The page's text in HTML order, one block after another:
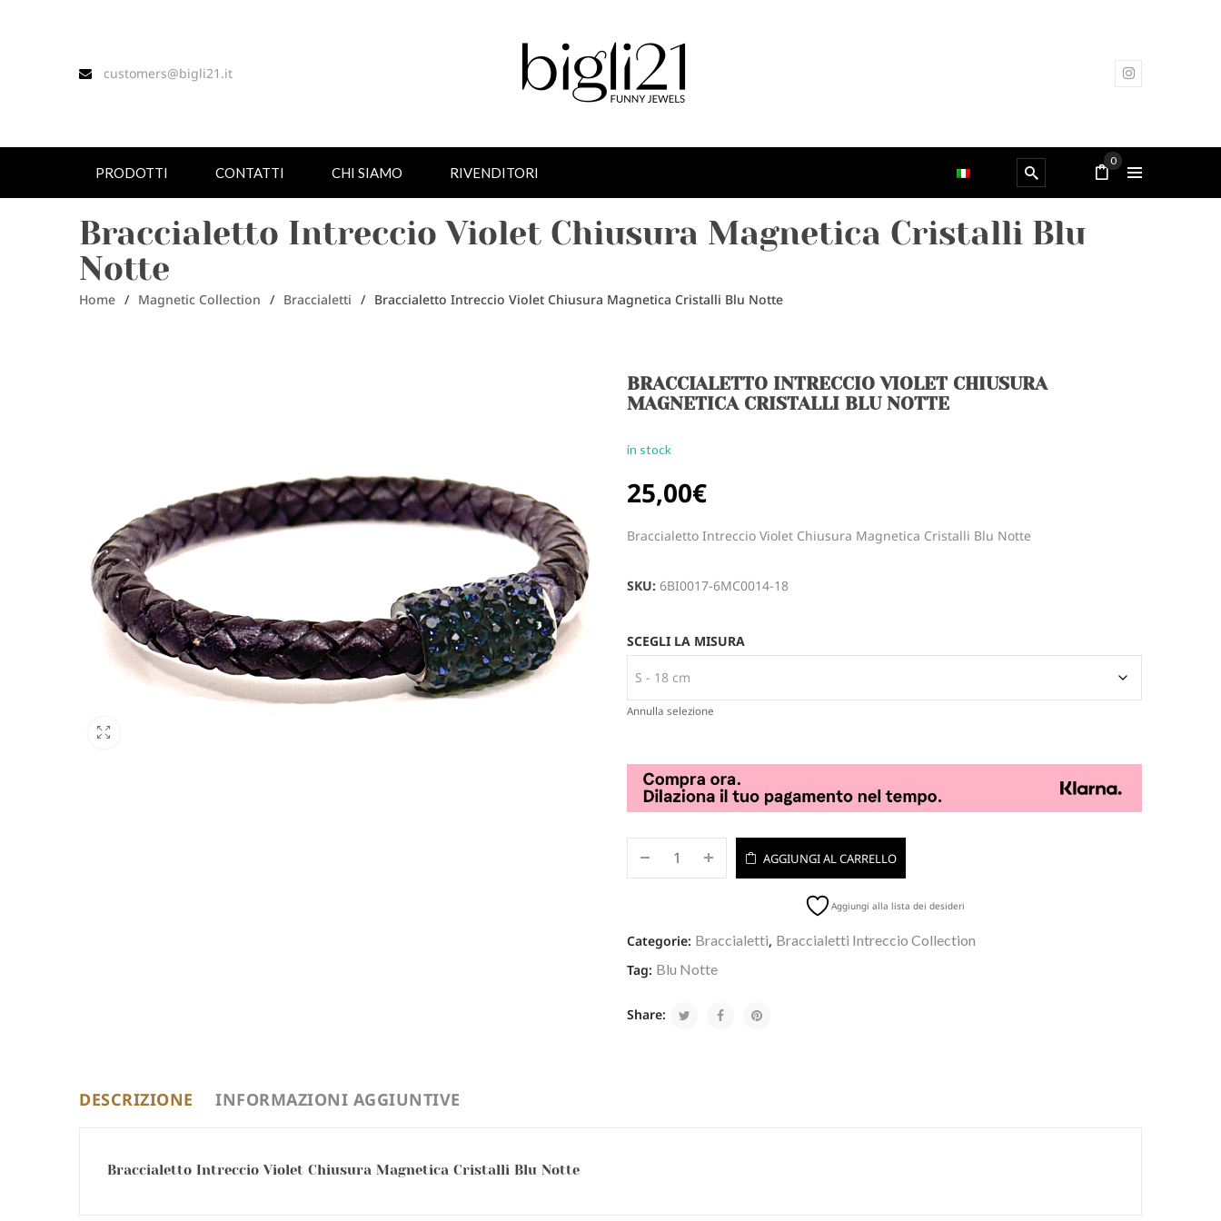
customers@bigli21.it
PRODOTTI CONTATTI CHI SIAMO RIVENDITORI
0
Braccialetto Intreccio Violet Chiusura Magnetica Cristalli Blu
Notte
Home / Magnetic Collection / Braccialetti / Braccialetto Intreccio Violet Chiusura Magnetica Cristalli Blu Notte
BRACCIALETTO INTRECCIO VIOLET CHIUSURA
MAGNETICA CRISTALLI BLU NOTTE
in stock
25,00€
Braccialetto Intreccio Violet Chiusura Magnetica Cristalli Blu Notte
SKU:6BI0017-6MC0014-18
SCEGLI LA MISURA
Annulla selezione
AGGIUNGI AL CARRELLO
Aggiungi alla lista dei desideri
Categorie: Braccialetti, Braccialetti Intreccio Collection
Tag: Blu Notte
Share:
DESCRIZIONE INFORMAZIONI AGGIUNTIVE
Braccialetto Intreccio Violet Chiusura Magnetica Cristalli Blu Notte